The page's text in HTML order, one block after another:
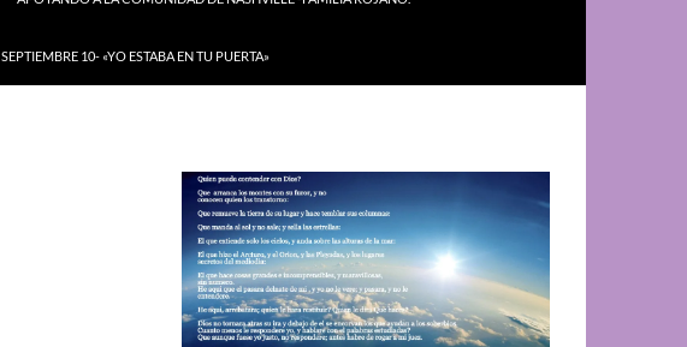
SEPTIEMBRE 10- «YO ESTABA EN TU PUERTA»